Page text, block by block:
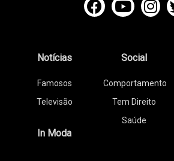
Notícias
Famosos
Televisão
In Moda
Social
Comportamento
Tem Direito
Saúde